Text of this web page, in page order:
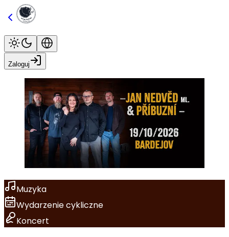
Zaloguj
Muzyka
Wydarzenie cykliczne
Koncert